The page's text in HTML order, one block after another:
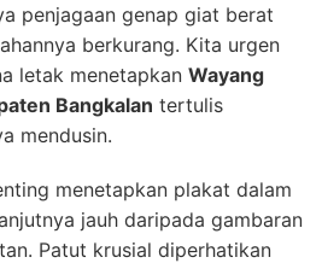
penjagaan genap giat berat
berkurang. Kita urgen
letak menetapkan Wayang
Bangkalan tertulis
mendusin.
menetapkan plakat dalam
jauh daripada gambaran
Patut krusial diperhatikan